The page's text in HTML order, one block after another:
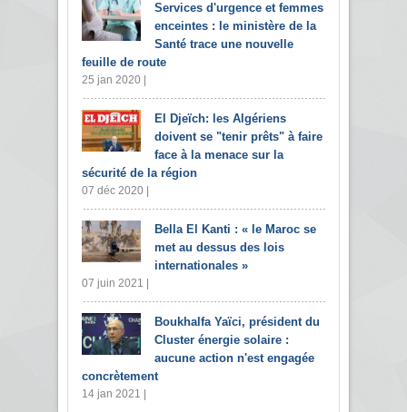
Services d'urgence et femmes
enceintes : le ministère de la
Santé trace une nouvelle
feuille de route
25 jan 2020 |
El Djeïch: les Algériens
doivent se "tenir prêts" à faire
face à la menace sur la
sécurité de la région
07 déc 2020 |
Bella El Kanti : « le Maroc se
met au dessus des lois
internationales »
07 juin 2021 |
Boukhalfa Yaïci, président du
Cluster énergie solaire :
aucune action n'est engagée
concrètement
14 jan 2021 |